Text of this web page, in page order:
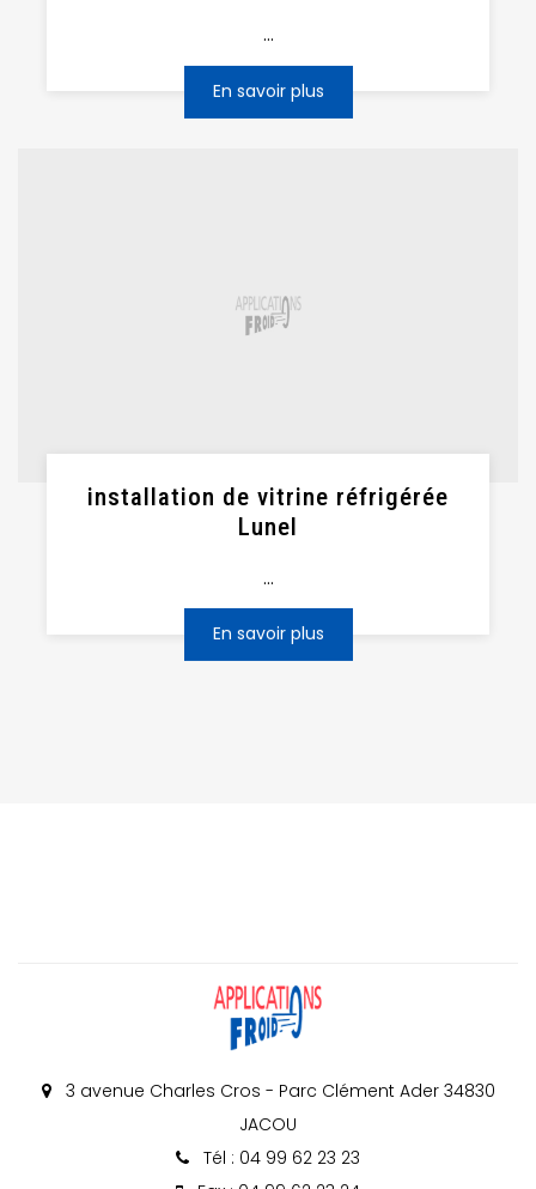
...
En savoir plus
installation de vitrine réfrigérée
Lunel
...
En savoir plus
3 avenue Charles Cros - Parc Clément Ader 34830
JACOU
Tél : 04 99 62 23 23